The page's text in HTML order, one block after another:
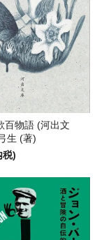
百物語 (河出文
生 (著)
税)